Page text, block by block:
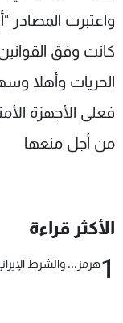
واعتبرت المصادر
كانت وفق القوانين
الحريات وأهلا
فعلى الأجهزة
من أجل منعها
الأكثر قراءة
1هرمز... والشرط